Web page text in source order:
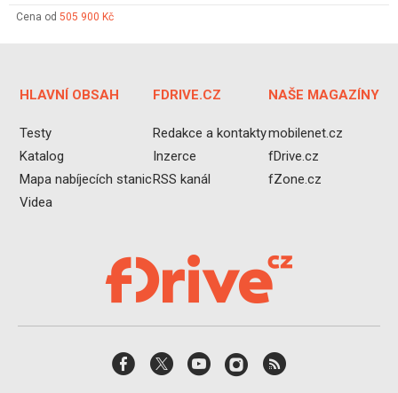
Cena od 505 900 Kč
HLAVNÍ OBSAH
Testy
Katalog
Mapa nabíjecích stanic
Videa
FDRIVE.CZ
Redakce a kontakty
Inzerce
RSS kanál
NAŠE MAGAZÍNY
mobilenet.cz
fDrive.cz
fZone.cz